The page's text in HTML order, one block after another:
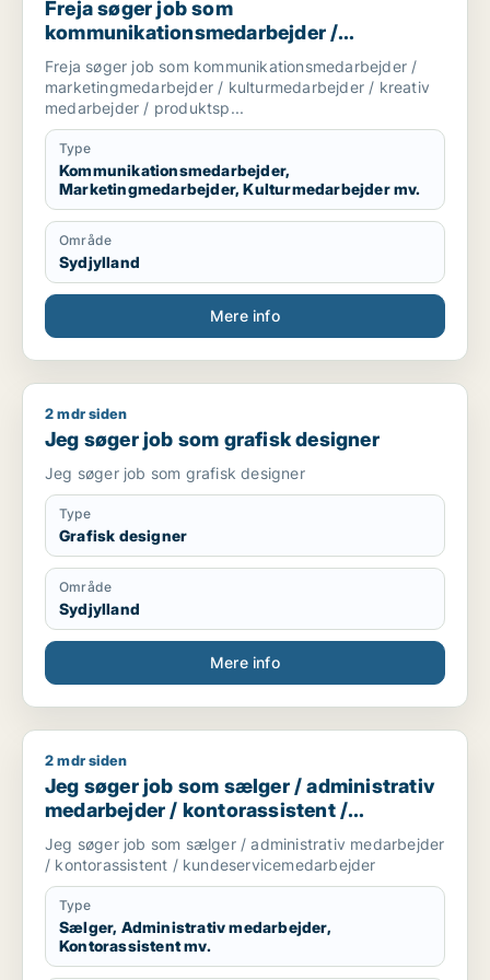
Freja søger job som
kommunikationsmedarbejder /
marketingmedarbejder /
kulturmedarbejder / kreativ medarbejder /
produktspecialist
Freja søger job som kommunikationsmedarbejder /
marketingmedarbejder / kulturmedarbejder / kreativ
medarbejder / produktsp...
Type
Kommunikationsmedarbejder,
Marketingmedarbejder, Kulturmedarbejder mv.
Område
Sydjylland
Mere info
Jeg søger job som grafisk designer
2 mdr siden
Jeg søger job som grafisk designer
Jeg søger job som grafisk designer
Type
Grafisk designer
Område
Sydjylland
Mere info
Jeg søger job som sælger / administrativ medarbejder /
2 mdr siden
Jeg søger job som sælger / administrativ
medarbejder / kontorassistent /
kundeservicemedarbejder
Jeg søger job som sælger / administrativ medarbejder
/ kontorassistent / kundeservicemedarbejder
Type
Sælger, Administrativ medarbejder,
Kontorassistent mv.